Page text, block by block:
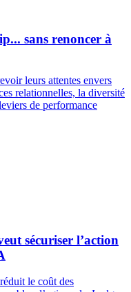
sans renoncer à
leurs attentes envers
relationnelles, la diversité
de performance
sécuriser l’action
le coût des